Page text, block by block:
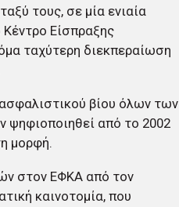
τους, σε μία ενιαία
Είσπραξης
ταχύτερη διεκπεραίωση
βίου όλων των
ψηφιοποιηθεί από το 2002
μορφή.
στον ΕΦΚΑ από τον
καινοτομία, που